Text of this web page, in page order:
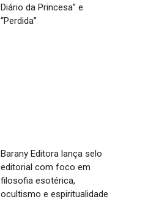
Diário da Princesa” e
“Perdida”
Barany Editora lança selo
editorial com foco em
filosofia esotérica,
ocultismo e espiritualidade